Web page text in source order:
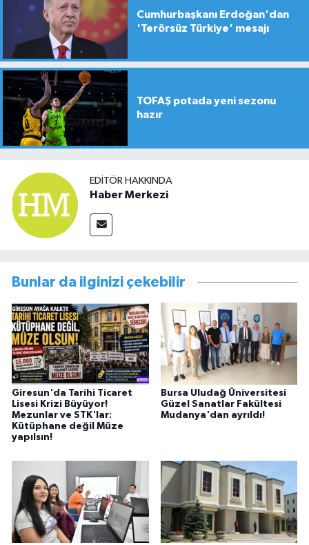
Cumhurbaşkanı Erdoğan'dan
'Terörsüz Türkiye' mesajı
TOFAŞ potada yeni sezonu
hazır
EDITÖR HAKKINDA
Haber Merkezi
Bunlar da ilginizi çekebilir
Giresun'da Tarihi Ticaret
Lisesi Krizi Büyüyor!
Mezunlar ve STK'lar:
Kütüphane değil Müze
yapılsın!
Bursa Uludağ Üniversitesi
Güzel Sanatlar Fakültesi
Mudanya'dan ayrıldı!